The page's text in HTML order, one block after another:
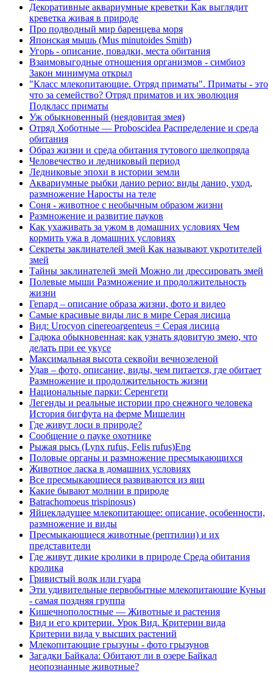
Декоративные аквариумные креветки Как выглядит
креветка живая в природе
Про подводный мир баренцева моря
Японская мышь (Mus minutoides Smith)
Угорь - описание, повадки, места обитания
Взаимовыгодные отношения организмов - симбиоз
Закон минимума открыл
"Класс млекопитающие. Отряд приматы". Приматы - это
что за семейство? Отряд приматов и их эволюция
Подкласс приматы
Уж обыкновенный (неядовитая змея)
Отряд Хоботные — Proboscidea Распределение и среда
обитания
Образ жизни и среда обитания тутового шелкопряда
Человечество и ледниковый период
Ледниковые эпохи в истории земли
Аквариумные рыбки данио рерио: виды данио, уход,
размножение Наросты на теле
Соня - животное с необычным образом жизни
Размножение и развитие пауков
Как ухаживать за ужом в домашних условиях Чем
кормить ужа в домашних условиях
Секреты заклинателей змей Как называют укротителей
змей
Тайны заклинателей змей Можно ли дрессировать змей
Полевые мыши Размножение и продолжительность
жизни
Гепард – описание образа жизни, фото и видео
Самые красивые виды лис в мире Серая лисица
Вид: Urocyon cinereoargenteus = Серая лисица
Гадюка обыкновенная: как узнать ядовитую змею, что
делать при ее укусе
Максимальная высота секвойи вечнозеленой
Удав – фото, описание, виды, чем питается, где обитает
Размножение и продолжительность жизни
Национальные парки: Серенгети
Легенды и реальные истории про снежного человека
История бигфута на ферме Мишелин
Где живут лоси в природе?
Сообщение о пауке охотнике
Рыжая рысь (Lynx rufus, Felis rufus)Eng
Половые органы и размножение пресмыкающихся
Животное ласка в домашних условиях
Все пресмыкающиеся развиваются из яиц
Какие бывают молнии в природе
Batrachomoeus trispinosus)
Яйцекладущее млекопитающее: описание, особенности,
размножение и виды
Пресмыкающиеся животные (рептилии) и их
представители
Где живут дикие кролики в природе Среда обитания
кролика
Гривистый волк или гуара
Эти удивительные первобытные млекопитающие Куньи
- самая поздняя группа
Кишечнополостные — Животные и растения
Вид и его критерии. Урок Вид. Критерии вида
Критерии вида у высших растений
Млекопитающие грызуны - фото грызунов
Загадки Байкала: Обитают ли в озере Байкал
неопознанные животные?